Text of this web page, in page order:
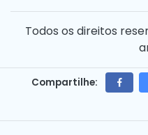
Todos os direitos
Compartilhe: